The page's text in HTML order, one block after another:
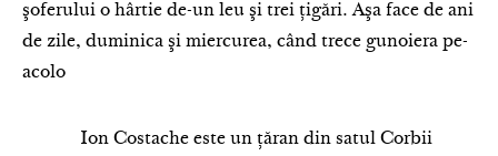
şoferului o hârtie de-un leu şi trei ţigări. Aşa face de ani
de zile, duminica şi miercurea, când trece gunoiera pe-
acolo
Ion Costache este un ţăran din satul Corbii